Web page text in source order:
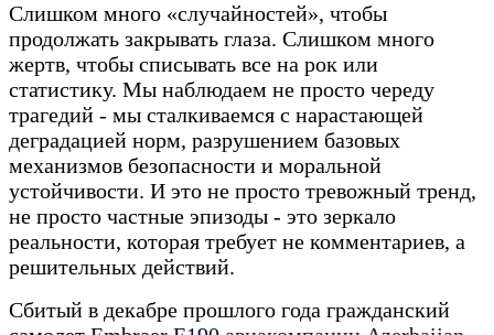
Слишком много «случайностей», чтобы
продолжать закрывать глаза. Слишком много
жертв, чтобы списывать все на рок или
статистику. Мы наблюдаем не просто череду
трагедий - мы сталкиваемся с нарастающей
деградацией норм, разрушением базовых
механизмов безопасности и моральной
устойчивости. И это не просто тревожный тренд,
не просто частные эпизоды - это зеркало
реальности, которая требует не комментариев, а
решительных действий.
Сбитый в декабре прошлого года гражданский